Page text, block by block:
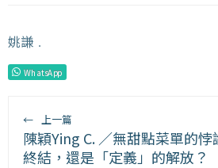
姚謙 ﹒
WhatsApp
← 上一篇
陳穎Ying C. ／無甜點菜單的
終結，還是「定義」的解放？